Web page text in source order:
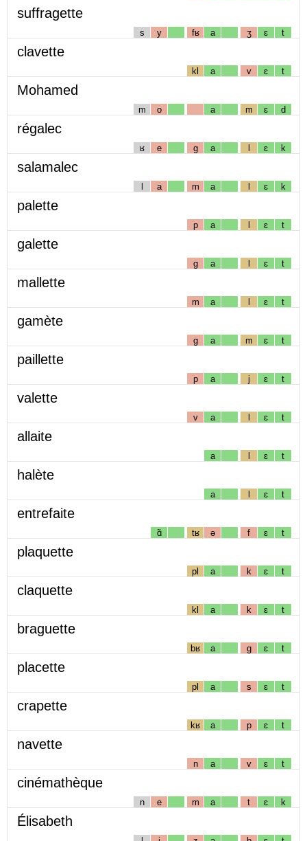
suffragette
s y fʁ a ʒ ɛ t
clavette
kl a v ɛ t
Mohamed
m o a m ɛ d
régalec
ʁ e g a l ɛ k
salamalec
l a m a l ɛ k
palette
p a l ɛ t
galette
g a l ɛ t
mallette
m a l ɛ t
gamète
g a m ɛ t
paillette
p a j ɛ t
valette
v a l ɛ t
allaite
a l ɛ t
halète
a l ɛ t
entrefaite
ɑ̃ tʁ ə f ɛ t
plaquette
pl a k ɛ t
claquette
kl a k ɛ t
braguette
bʁ a g ɛ t
placette
pl a s ɛ t
crapette
kʁ a p ɛ t
navette
n a v ɛ t
cinémathèque
n e m a t ɛ k
Élisabeth